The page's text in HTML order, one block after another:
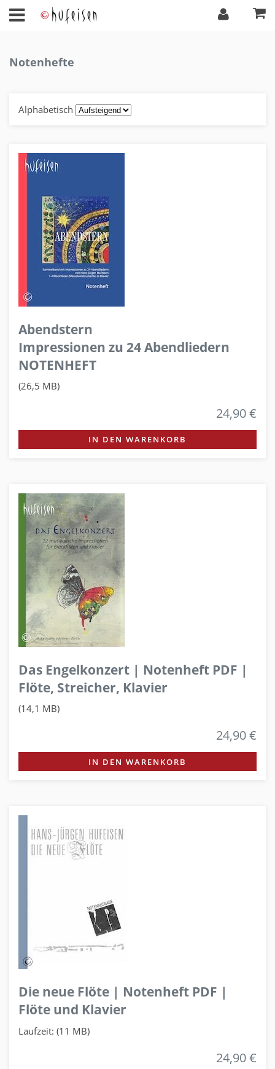
Notenhefte
Alphabetisch
Abendstern
Impressionen zu 24 Abendliedern
NOTENHEFT
(26,5 MB)
24,90 €
IN DEN WARENKORB
Das Engelkonzert | Notenheft PDF |
Flöte, Streicher, Klavier
(14,1 MB)
24,90 €
IN DEN WARENKORB
Die neue Flöte | Notenheft PDF |
Flöte und Klavier
Laufzeit: (11 MB)
24,90 €